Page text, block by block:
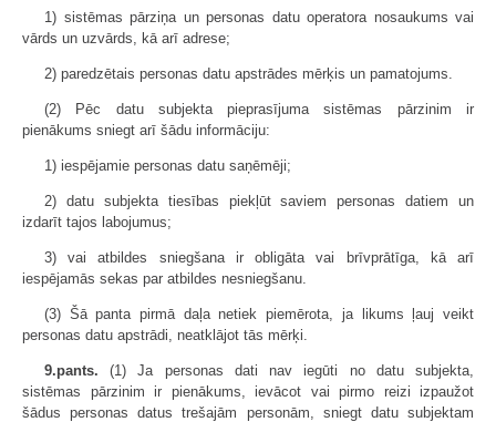
1) sistēmas pārziņa un personas datu operatora nosaukums vai
vārds un uzvārds, kā arī adrese;
2) paredzētais personas datu apstrādes mērķis un pamatojums.
(2) Pēc datu subjekta pieprasījuma sistēmas pārzinim ir
pienākums sniegt arī šādu informāciju:
1) iespējamie personas datu saņēmēji;
2) datu subjekta tiesības piekļūt saviem personas datiem un
izdarīt tajos labojumus;
3) vai atbildes sniegšana ir obligāta vai brīvprātīga, kā arī
iespējamās sekas par atbildes nesniegšanu.
(3) Šā panta pirmā daļa netiek piemērota, ja likums ļauj veikt
personas datu apstrādi, neatklājot tās mērķi.
9.pants. (1) Ja personas dati nav iegūti no datu subjekta,
sistēmas pārzinim ir pienākums, ievācot vai pirmo reizi izpaužot
šādus personas datus trešajām personām, sniegt datu subjektam